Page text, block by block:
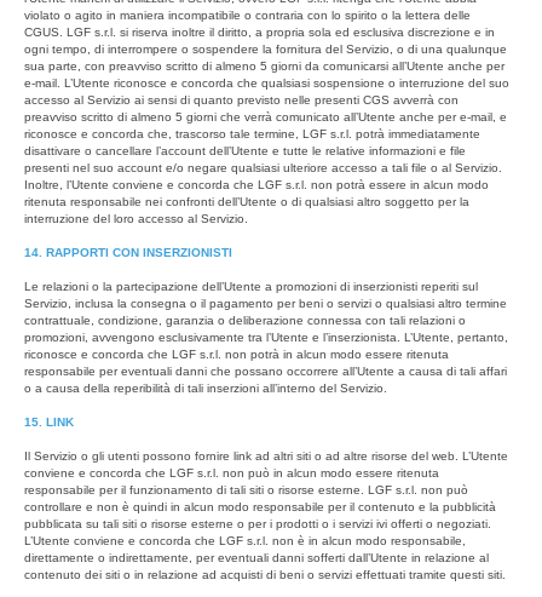
violato o agito in maniera incompatibile o contraria con lo spirito o la lettera delle
CGUS. LGF s.r.l. si riserva inoltre il diritto, a propria sola ed esclusiva discrezione e in
ogni tempo, di interrompere o sospendere la fornitura del Servizio, o di una qualunque
sua parte, con preavviso scritto di almeno 5 giorni da comunicarsi all’Utente anche per
e-mail. L’Utente riconosce e concorda che qualsiasi sospensione o interruzione del suo
accesso al Servizio ai sensi di quanto previsto nelle presenti CGS avverrà con
preavviso scritto di almeno 5 giorni che verrà comunicato all’Utente anche per e-mail, e
riconosce e concorda che, trascorso tale termine, LGF s.r.l. potrà immediatamente
disattivare o cancellare l’account dell’Utente e tutte le relative informazioni e file
presenti nel suo account e/o negare qualsiasi ulteriore accesso a tali file o al Servizio.
Inoltre, l’Utente conviene e concorda che LGF s.r.l. non potrà essere in alcun modo
ritenuta responsabile nei confronti dell’Utente o di qualsiasi altro soggetto per la
interruzione del loro accesso al Servizio.
14. RAPPORTI CON INSERZIONISTI
Le relazioni o la partecipazione dell’Utente a promozioni di inserzionisti reperiti sul
Servizio, inclusa la consegna o il pagamento per beni o servizi o qualsiasi altro termine
contrattuale, condizione, garanzia o deliberazione connessa con tali relazioni o
promozioni, avvengono esclusivamente tra l’Utente e l’inserzionista. L’Utente, pertanto,
riconosce e concorda che LGF s.r.l. non potrà in alcun modo essere ritenuta
responsabile per eventuali danni che possano occorrere all’Utente a causa di tali affari
o a causa della reperibilità di tali inserzioni all’interno del Servizio.
15. LINK
Il Servizio o gli utenti possono fornire link ad altri siti o ad altre risorse del web. L’Utente
conviene e concorda che LGF s.r.l. non può in alcun modo essere ritenuta
responsabile per il funzionamento di tali siti o risorse esterne. LGF s.r.l. non può
controllare e non è quindi in alcun modo responsabile per il contenuto e la pubblicità
pubblicata su tali siti o risorse esterne o per i prodotti o i servizi ivi offerti o negoziati.
L’Utente conviene e concorda che LGF s.r.l. non è in alcun modo responsabile,
direttamente o indirettamente, per eventuali danni sofferti dall’Utente in relazione al
contenuto dei siti o in relazione ad acquisti di beni o servizi effettuati tramite questi siti.